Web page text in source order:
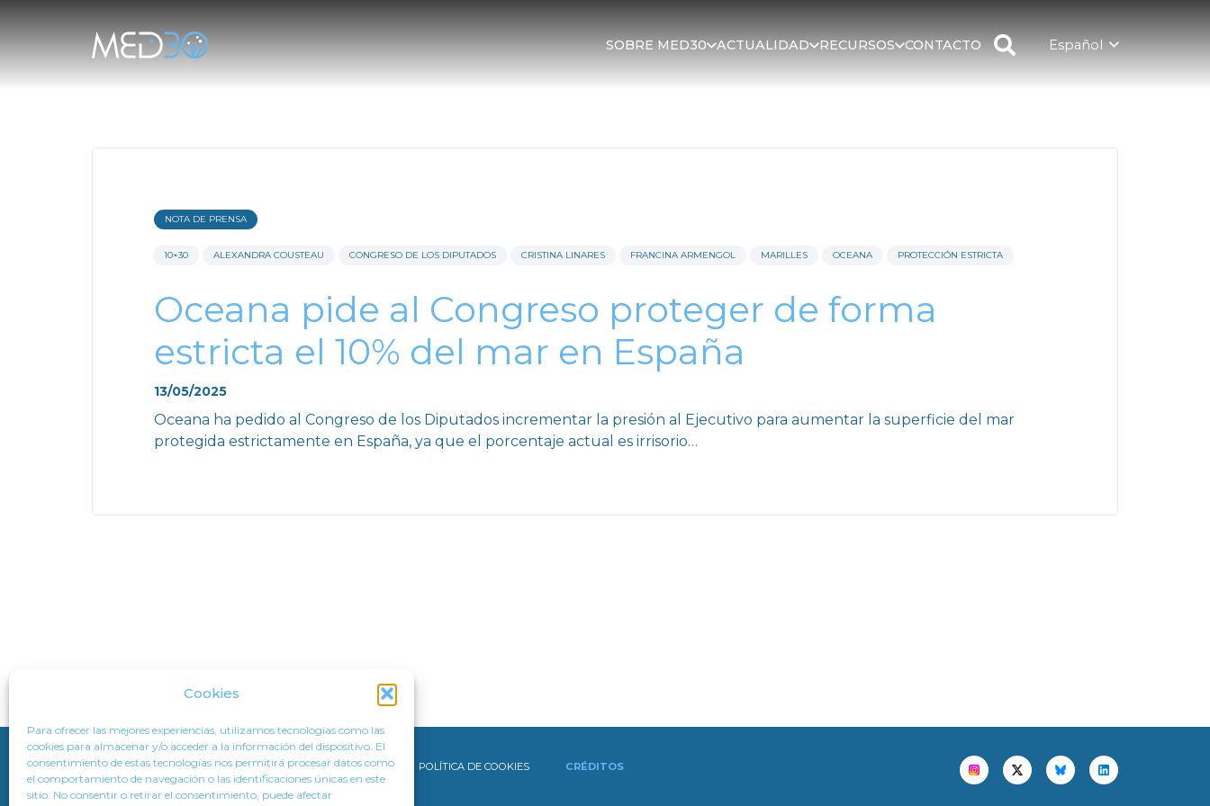
Cookies
Para ofrecer las mejores experiencias, utilizamos tecnologías como las
cookies para almacenar y/o acceder a la información del dispositivo. El
consentimiento de estas tecnologías nos permitirá procesar datos como
el comportamiento de navegación o las identificaciones únicas en este
sitio. No consentir o retirar el consentimiento, puede afectar
SOBRE MED30 ACTUALIDAD RECURSOS CONTACTO Español
NOTA DE PRENSA
10×30 ALEXANDRA COUSTEAU CONGRESO DE LOS DIPUTADOS CRISTINA LINARES FRANCINA ARMENGOL MARILLES OCEANA PROTECCIÓN ESTRICTA
Oceana pide al Congreso proteger de forma
estricta el 10% del mar en España
13/05/2025
Oceana ha pedido al Congreso de los Diputados incrementar la presión al Ejecutivo para aumentar la superficie del mar
protegida estrictamente en España, ya que el porcentaje actual es irrisorio…
CONTACTO AVISO LEGAL POLÍTICA DE PRIVACIDAD POLÍTICA DE COOKIES CRÉDITOS